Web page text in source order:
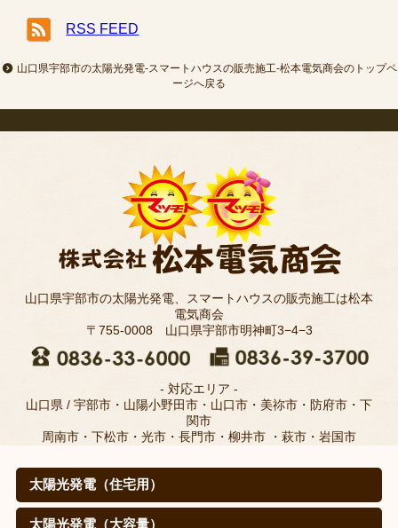
RSS FEED
山口県宇部市の太陽光発電-スマートハウスの販売施工-松本電気商会のトップペ
ージへ戻る
山口県宇部市の太陽光発電、スマートハウスの販売施工は松本
電気商会
〒755-0008 山口県宇部市明神町3−4−3
- 対応エリア -
山口県 / 宇部市・山陽小野田市・山口市・美祢市・防府市・下
関市
周南市・下松市・光市・長門市・柳井市 ・萩市・岩国市
太陽光発電（住宅用）
太陽光発電（住宅用）
太陽光発電の仕組みは？
取扱メーカー
職人のこだわり(松本電気商会のこだわり)
施工例
寄棟屋根の皆さま
価格
導入効果（㊙真実データ）
太陽光発電（大容量）